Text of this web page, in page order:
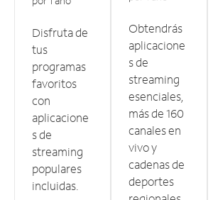
Disfruta de
tus
programas
favoritos
con
aplicacione
s de
streaming
populares
incluidas.
Obtendrás
aplicacione
s de
streaming
esenciales,
más de 160
canales en
vivo y
cadenas de
deportes